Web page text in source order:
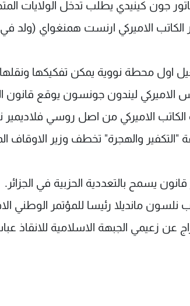
جماعة "التكفير والهجرة" تخطف وزير